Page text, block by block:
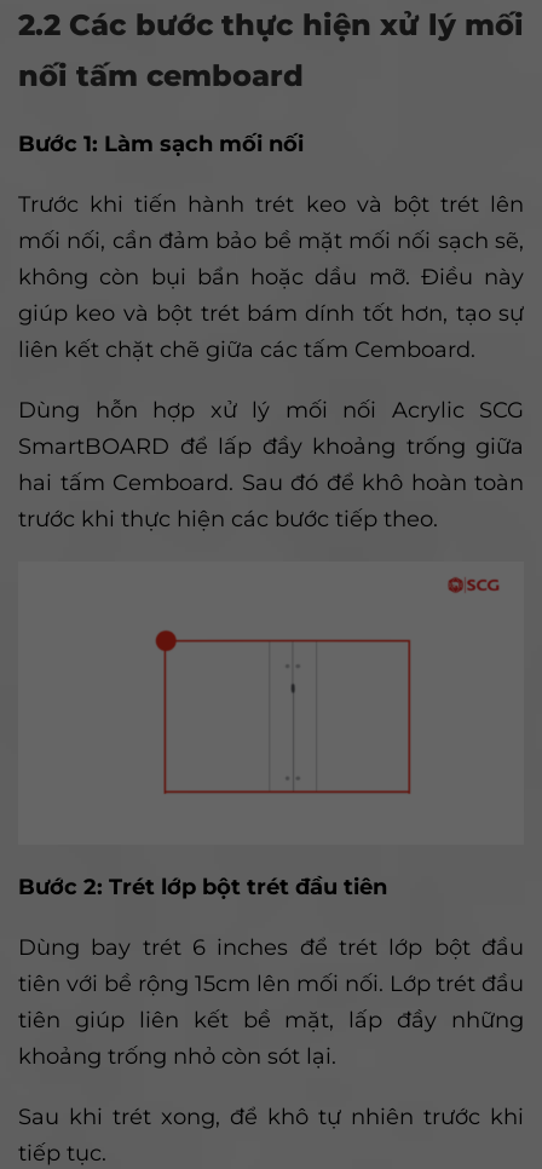
2.2 Các bước thực hiện xử lý mối
nối tấm cemboard
Bước 1: Làm sạch mối nối
Trước khi tiến hành trét keo và bột trét lên
mối nối, cần đảm bảo bề mặt mối nối sạch sẽ,
không còn bụi bẩn hoặc dầu mỡ. Điều này
giúp keo và bột trét bám dính tốt hơn, tạo sự
liên kết chặt chẽ giữa các tấm Cemboard.
Dùng hỗn hợp xử lý mối nối Acrylic SCG
SmartBOARD để lấp đầy khoảng trống giữa
hai tấm Cemboard. Sau đó để khô hoàn toàn
trước khi thực hiện các bước tiếp theo.
Bước 2: Trét lớp bột trét đầu tiên
Dùng bay trét 6 inches để trét lớp bột đầu
tiên với bề rộng 15cm lên mối nối. Lớp trét đầu
tiên giúp liên kết bề mặt, lấp đầy những
khoảng trống nhỏ còn sót lại.
Sau khi trét xong, để khô tự nhiên trước khi
tiếp tục.